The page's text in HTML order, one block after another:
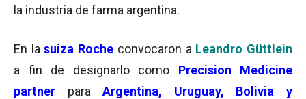
la industria de farma argentina.
En lasuiza Roche convocaron a Leandro Güttlein
a fin de designarlo como Precision Medicine
partner paraArgentina, Uruguay, Bolivia y